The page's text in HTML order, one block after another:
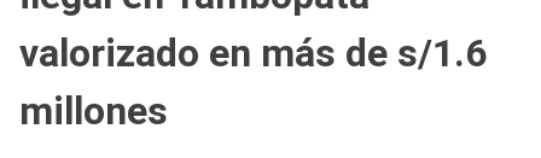
valorizado en más de s/1.6
millones